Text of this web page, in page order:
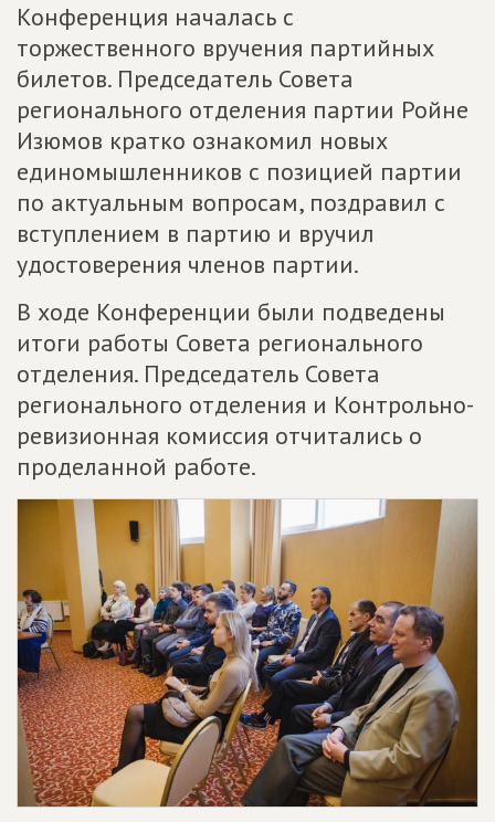
Конференция началась с
торжественного вручения партийных
билетов. Председатель Совета
регионального отделения партии Ройне
Изюмов кратко ознакомил новых
единомышленников с позицией партии
по актуальным вопросам, поздравил с
вступлением в партию и вручил
удостоверения членов партии.
В ходе Конференции были подведены
итоги работы Совета регионального
отделения. Председатель Совета
регионального отделения и Контрольно-
ревизионная комиссия отчитались о
проделанной работе.